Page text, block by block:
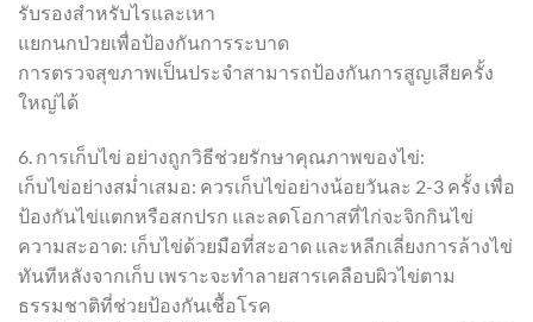
รับรองสำหรับไรและเหา
แยกนกป่วยเพื่อป้องกันการระบาด
การตรวจสุขภาพเป็นประจำสามารถป้องกันการสูญเสียครั้ง
ใหญ่ได้
6. การเก็บไข่ อย่างถูกวิธีช่วยรักษาคุณภาพของไข่:
เก็บไข่อย่างสม่ำเสมอ: ควรเก็บไข่อย่างน้อยวันละ 2-3 ครั้ง เพื่อ
ป้องกันไข่แตกหรือสกปรก และลดโอกาสที่ไก่จะจิกกินไข่
ความสะอาด: เก็บไข่ด้วยมือที่สะอาด และหลีกเลี่ยงการล้างไข่
ทันทีหลังจากเก็บ เพราะจะทำลายสารเคลือบผิวไข่ตาม
ธรรมชาติที่ช่วยป้องกันเชื้อโรค